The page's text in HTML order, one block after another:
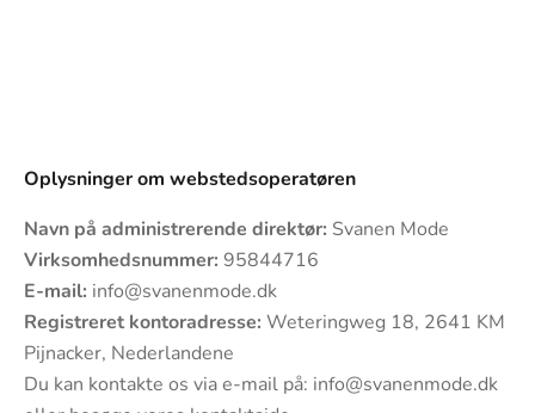
Oplysninger om webstedsoperatøren
Navn på administrerende direktør: Svanen Mode
Virksomhedsnummer: 95844716
E-mail: info@svanenmode.dk
Registreret kontoradresse: Weteringweg 18, 2641 KM
Pijnacker, Nederlandene
Du kan kontakte os via e-mail på: info@svanenmode.dk